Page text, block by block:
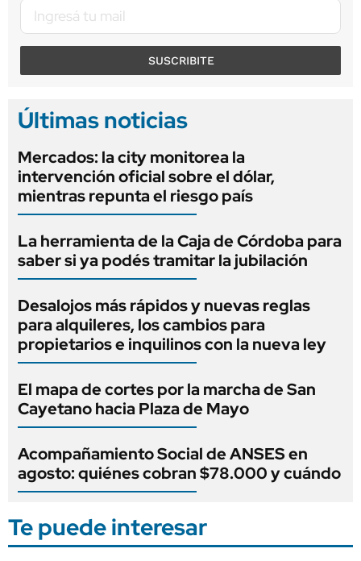
SUSCRIBITE
Últimas noticias
Mercados: la city monitorea la
intervención oficial sobre el dólar,
mientras repunta el riesgo país
La herramienta de la Caja de Córdoba para
saber si ya podés tramitar la jubilación
Desalojos más rápidos y nuevas reglas
para alquileres, los cambios para
propietarios e inquilinos con la nueva ley
El mapa de cortes por la marcha de San
Cayetano hacia Plaza de Mayo
Acompañamiento Social de ANSES en
agosto: quiénes cobran $78.000 y cuándo
Te puede interesar